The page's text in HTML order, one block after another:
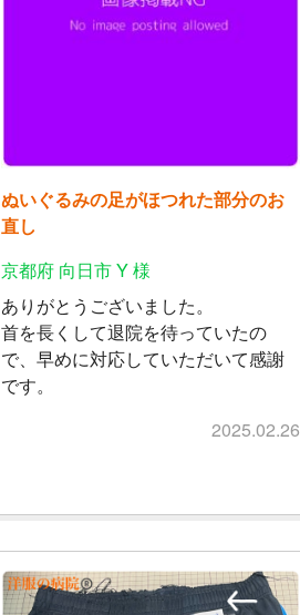
ぬいぐるみの足がほつれた部分のお
直し
京都府 向日市 Y 様
ありがとうございました。
首を長くして退院を待っていたの
で、早めに対応していただいて感謝
です。
2025.02.26